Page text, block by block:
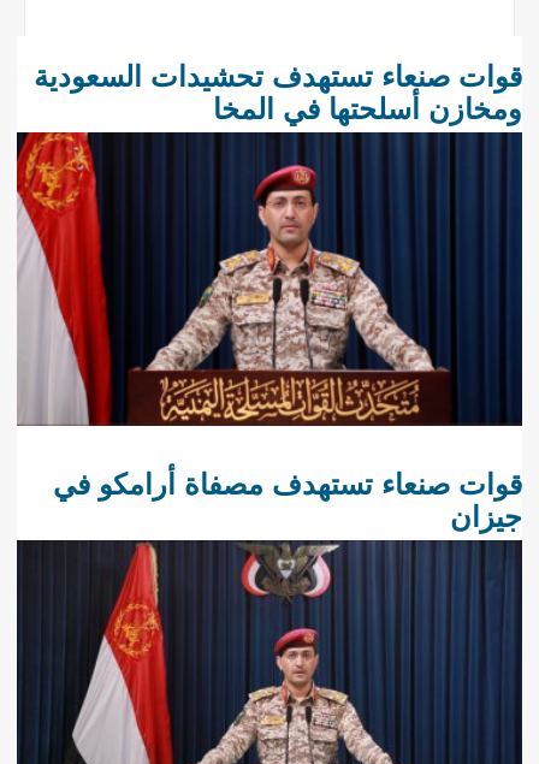
قوات صنعاء تستهدف تحشيدات السعودية
ومخازن أسلحتها في المخا
قوات صنعاء تستهدف مصفاة أرامكو في
جيزان